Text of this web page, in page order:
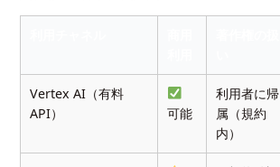
Vertex AI（有料
API）
可能
利用者に帰
属（規約
内）